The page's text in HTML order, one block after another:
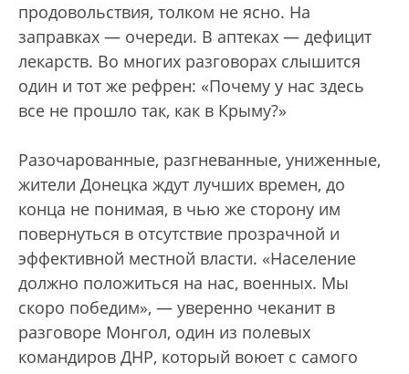
продовольствия, толком не ясно. На
заправках — очереди. В аптеках — дефицит
лекарств. Во многих разговорах слышится
один и тот же рефрен: «Почему у нас здесь
все не прошло так, как в Крыму?»
Разочарованные, разгневанные, униженные,
жители Донецка ждут лучших времен, до
конца не понимая, в чью же сторону им
повернуться в отсутствие прозрачной и
эффективной местной власти. «Население
должно положиться на нас, военных. Мы
скоро победим», — уверенно чеканит в
разговоре Монгол, один из полевых
командиров ДНР, который воюет с самого